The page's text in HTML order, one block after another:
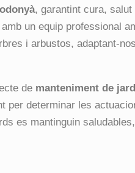
, garantint cura,
un equip professional
i arbustos, adaptant-
de manteniment de
per determinar les
es mantinguin